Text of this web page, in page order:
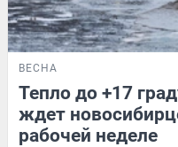
ВЕСНА
Тепло до +17
ждет
рабочей неделе